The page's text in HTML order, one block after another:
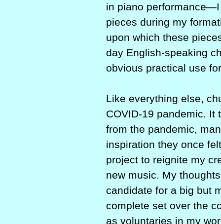
in piano performance—I
pieces during my
upon which these
day English-speaking
obvious practical use
Like everything else,
COVID-19 pandemic. It
from the pandemic,
inspiration they once
project to reignite my
new music. My
candidate for a big but
complete set over the
as voluntaries in my